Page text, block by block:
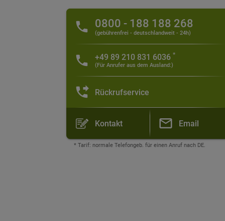
0800 - 188 188 268
(gebührenfrei - deutschlandweit - 24h)
+49 89 210 831 6036 *
(Für Anrufer aus dem Ausland:)
Rückrufservice
Kontakt Email
* Tarif: normale Telefongeb. für einen Anruf nach DE.